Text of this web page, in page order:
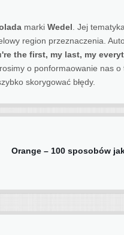
markiWedel . Jej
region przeznaczenia.
the first, my last, my
o ponformaowanie nas
skorygować błędy.
Orange – 100 sposobów